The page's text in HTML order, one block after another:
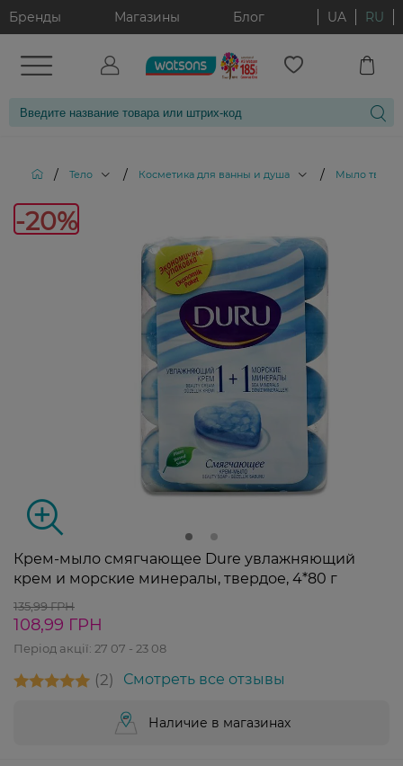
Бренды Магазины Блог UA RU
/ Тело / Косметика для ванны и душа / Мыло
-20%
Крем-мыло смягчающее Dure увлажняющий
крем и морские минералы, твердое, 4*80 г
135,99 ГРН
108,99 ГРН
Період акції: 27 07 - 23 08
2 Смотреть все отзывы
Наличие в магазинах